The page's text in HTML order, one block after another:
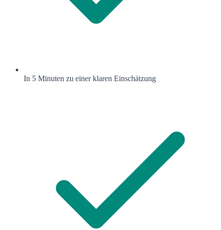
In 5 Minuten zu einer klaren Einschätzung